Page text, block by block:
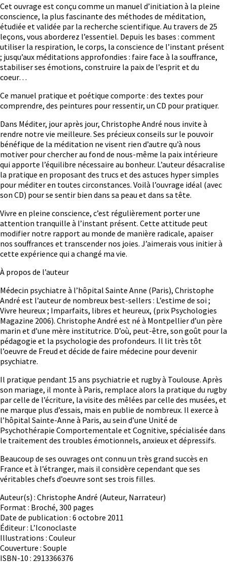
Cet ouvrage est conçu comme un manuel d’initiation à la pleine
conscience, la plus fascinante des méthodes de méditation,
étudiée et validée par la recherche scientifique. Au travers de 25
leçons, vous aborderez l’essentiel. Depuis les bases : comment
utiliser la respiration, le corps, la conscience de l’instant présent
; jusqu’aux méditations approfondies : faire face à la souffrance,
stabiliser ses émotions, construire la paix de l’esprit et du
coeur…
Ce manuel pratique et poétique comporte : des textes pour
comprendre, des peintures pour ressentir, un CD pour pratiquer.
Dans Méditer, jour après jour, Christophe André nous invite à
rendre notre vie meilleure. Ses précieux conseils sur le pouvoir
bénéfique de la méditation ne visent rien d’autre qu’à nous
motiver pour chercher au fond de nous-même la paix intérieure
qui apporte l’équilibre nécessaire au bonheur. L’auteur désacralise
la pratique en proposant des trucs et des astuces hyper simples
pour méditer en toutes circonstances. Voilà l’ouvrage idéal (avec
son CD) pour se sentir bien dans sa peau et dans sa tête.
Vivre en pleine conscience, c’est régulièrement porter une
attention tranquille à l’instant présent. Cette attitude peut
modifier notre rapport au monde de manière radicale, apaiser
nos souffrances et transcender nos joies. J’aimerais vous initier à
cette expérience qui a changé ma vie.
À propos de l’auteur
Médecin psychiatre à l’hôpital Sainte Anne (Paris), Christophe
André est l’auteur de nombreux best-sellers : L’estime de soi ;
Vivre heureux ; Imparfaits, libres et heureux, (prix Psychologies
Magazine 2006). Christophe André est né à Montpellier d’un père
marin et d’une mère institutrice. D’où, peut-être, son goût pour la
pédagogie et la psychologie des profondeurs. Il lit très tôt
l’oeuvre de Freud et décide de faire médecine pour devenir
psychiatre.
Il pratique pendant 15 ans psychiatrie et rugby à Toulouse. Après
son mariage, il monte à Paris, remplace alors la pratique du rugby
par celle de l’écriture, la visite des mêlées par celle des musées, et
ne marque plus d’essais, mais en publie de nombreux. Il exerce à
l’hôpital Sainte-Anne à Paris, au sein d’une Unité de
Psychothérapie Comportementale et Cognitive, spécialisée dans
le traitement des troubles émotionnels, anxieux et dépressifs.
Beaucoup de ses ouvrages ont connu un très grand succès en
France et à l’étranger, mais il considère cependant que ses
véritables chefs d’oeuvre sont ses trois filles.
Auteur(s) : Christophe André (Auteur, Narrateur)
Format : Broché, 300 pages
Date de publication : 6 octobre 2011
Éditeur : L’Iconoclaste
Illustrations : Couleur
Couverture : Souple
ISBN-10 : 2913366376